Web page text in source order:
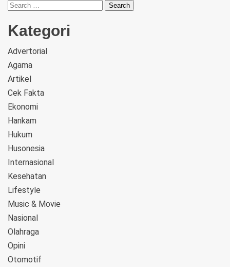
Telegram
Kategori
Advertorial
Agama
Artikel
Cek Fakta
Ekonomi
Hankam
Hukum
Husonesia
Internasional
Kesehatan
Lifestyle
Music & Movie
Nasional
Olahraga
Opini
Otomotif